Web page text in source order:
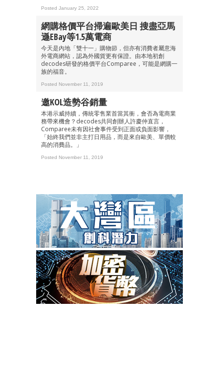
Posted January 25, 2022
網購格價平台掃遍歐美日 搜盡亞馬
遜eBay等1.5萬電商
今天是內地「雙十一」購物節，但亦有消費者屬意海
外電商網站，認為外國貨更有保證。由本地初創
decodes研發的格價平台Comparee，可能是網購一
族的福音。
Posted November 11, 2019
邀KOL造勢谷銷量
本港示威持續，傳統零售業首當其衝，會否為電商業
務帶來機會？decodes共同創辦人許慶仲直言，
Comparee未有因社會事件受到正面或負面影響，
「始終我們並非主打日用品，而是來自歐美、單價較
高的消費品。」
Posted November 11, 2019